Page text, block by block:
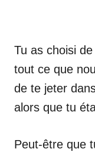
Tu as choisi
tout ce que
de te jeter
alors que tu
Peut-être que